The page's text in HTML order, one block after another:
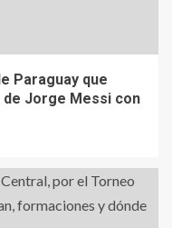
Paraguay que
Jorge Messi con